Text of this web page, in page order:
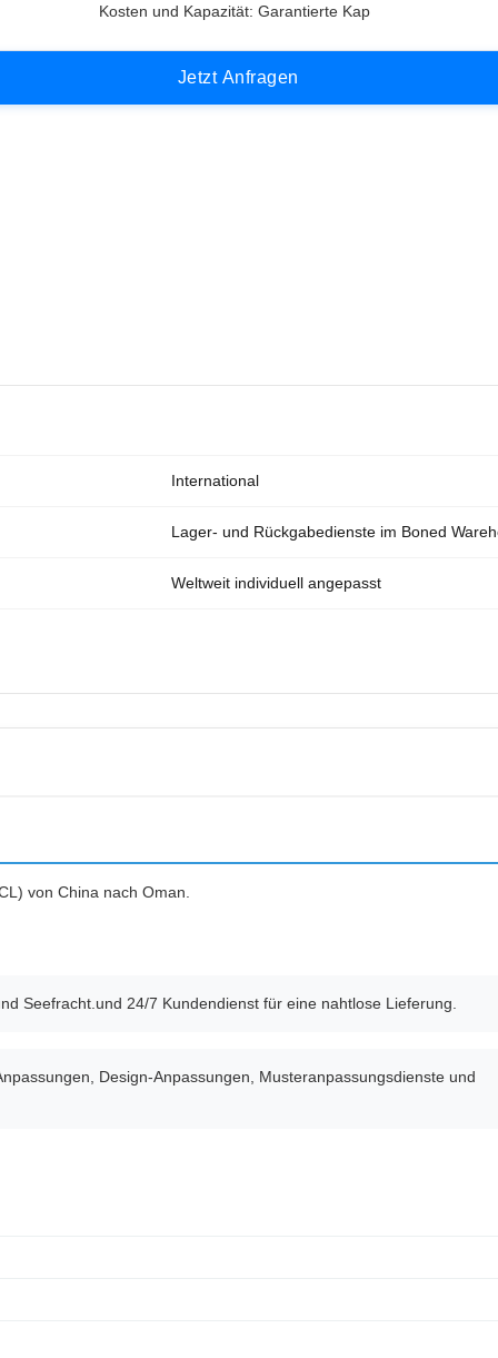
Kosten und Kapazität: Garantierte Kap
Jetzt Anfragen
International
Lager- und Rückgabedienste im Boned
Weltweit individuell angepasst
von China nach Oman.
Seefracht.und 24/7 Kundendienst für eine nahtlose Lieferung.
Design-Anpassungen, Musteranpassungsdienste und